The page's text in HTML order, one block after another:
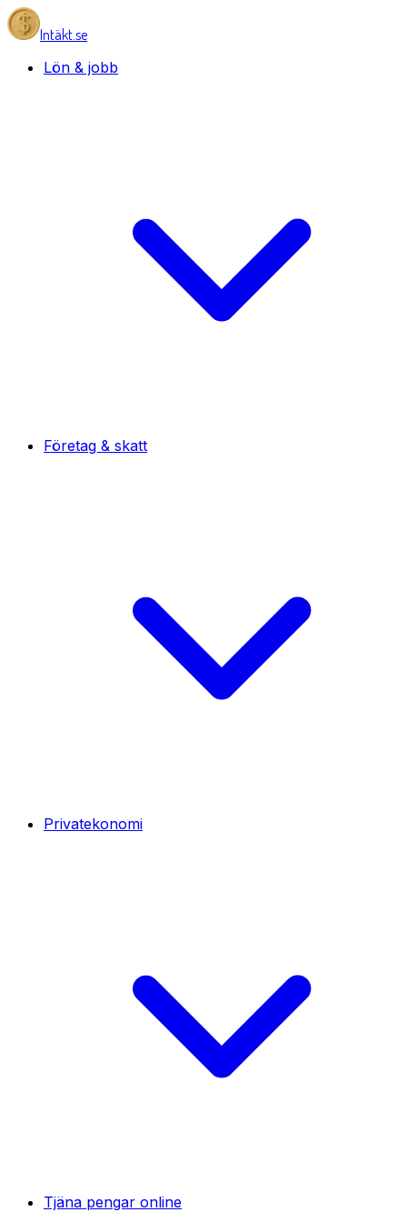
Intäkt.se
Lön & jobb
Företag & skatt
Privatekonomi
Tjäna pengar online